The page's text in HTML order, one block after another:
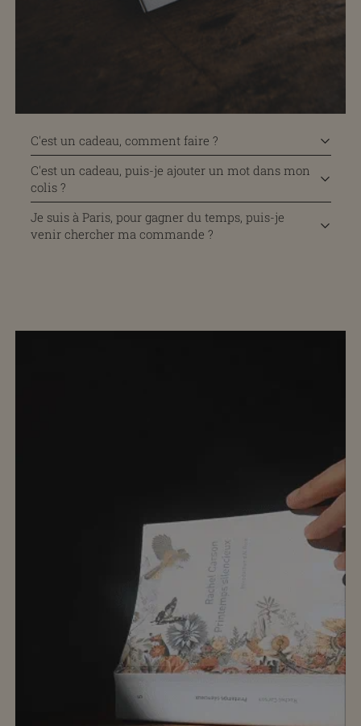
C'est un cadeau, comment faire ?
C'est un cadeau, puis-je ajouter un mot dans mon
colis ?
Je suis à Paris, pour gagner du temps, puis-je
venir chercher ma commande ?